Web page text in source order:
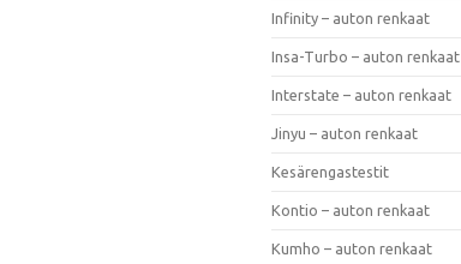
Infinity – auton renkaat
Insa-Turbo – auton renkaat
Interstate – auton renkaat
Jinyu – auton renkaat
Kesärengastestit
Kontio – auton renkaat
Kumho – auton renkaat